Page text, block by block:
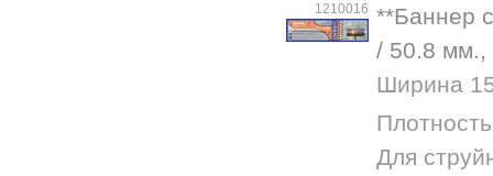
1210016 **Баннер
/ 50.8 мм.,
Ширина
Для